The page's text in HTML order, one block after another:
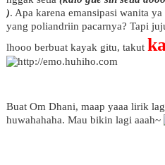
). Apa karena emansipasi wanita
yang poliandriin pacarnya? Tapi
lhooo berbuat kayak gitu, takut
Buat Om Dhani, maap yaaa lirik
huwahahaha. Mau bikin lagi aaah~